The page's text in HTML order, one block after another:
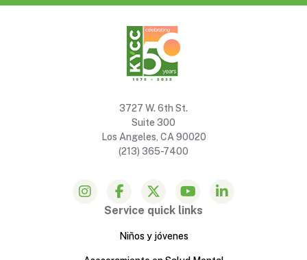
3727 W. 6th St.
Suite 300
Los Angeles, CA 90020
(213) 365-7400
Service quick links
Niños y jóvenes